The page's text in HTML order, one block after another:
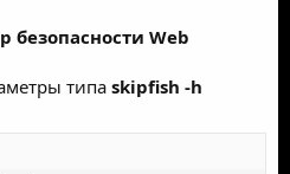
безопасности Web
типа skipfish -h